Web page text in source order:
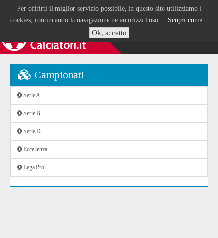
Per offrirti il miglior servizio possibile, in questo sito utilizziamo i
cookies, continuando la navigazione ne autorizzi l'uso. Scopri come
Ok, accetto
Campionati
Serie A
Serie B
Serie D
Eccellenza
Lega Pro